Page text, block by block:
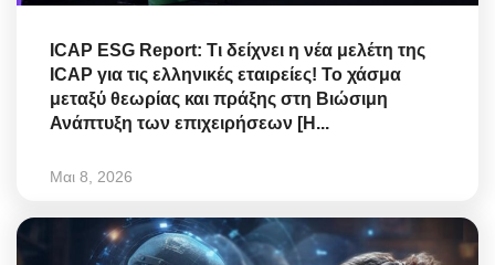
ICAP ESG Report: Τι δείχνει η νέα μελέτη της
ICAP για τις ελληνικές εταιρείες! Το χάσμα
μεταξύ θεωρίας και πράξης στη Βιώσιμη
Ανάπτυξη των επιχειρήσεων [Η...
Μαι 8, 2026